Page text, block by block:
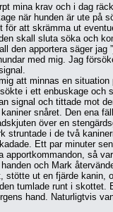
mina krav och i dag
när hunden är ute på
för att skrämma ut
skall sluta söka och
den apportera säger jag
med mig. Jag
att minnas en
i ett enbuskage och
signal och tittade mot
snåret. Den ena
över en
struntade i de två
Ett par minuter
apportkommandon, så
och Mark
stötte ut en fjärde kanin,
tumlade runt i skottet.
hand. Naturligtvis